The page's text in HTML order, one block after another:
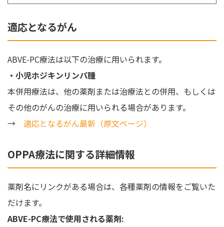
適応となるがん
ABVE-PC療法は以下の治療に用いられます。
・小児ホジキンリンパ腫
本併用療法は、他の薬剤または治療法との併用、もしくは
その他のがんの治療に用いられる場合があります。
→ 適応となるがん最新（原文ページ）
OPPA療法に関する詳細情報
薬剤名にリンクがある場合は、各種薬剤の情報をご覧いた
だけます。
ABVE-PC療法で使用される薬剤: